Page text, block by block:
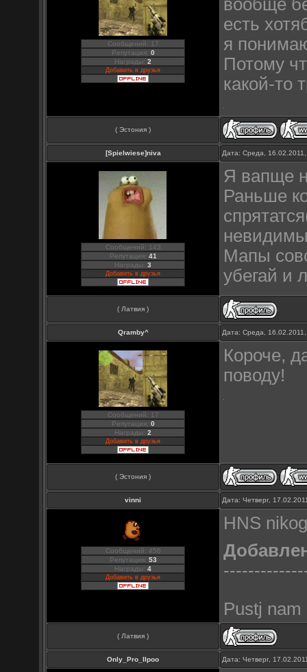
Сообщений: 17
Репутация: 0
Награды:2
Добавить в друзья
вообще
есть
я
Потому
какой-то
( Эстония )
[Spielwiese]niva Дата: Среда,
Сообщений: 143
Репутация: 41
Награды:3
Добавить в друзья
Я вапще
Раньше
Мапы
убегай и
( Латвия )
Qramby^ Дата: Среда,
Сообщений: 17
Репутация: 0
Награды:2
Добавить в друзья
Короче,
поводу!
( Эстония )
vinni Дата: Четверг,
Сообщений: 456
Репутация: 53
Награды:4
Добавить в друзья
HNS
Pustj
( Латвия )
Only_Pro_IIpoo Дата: Четверг,